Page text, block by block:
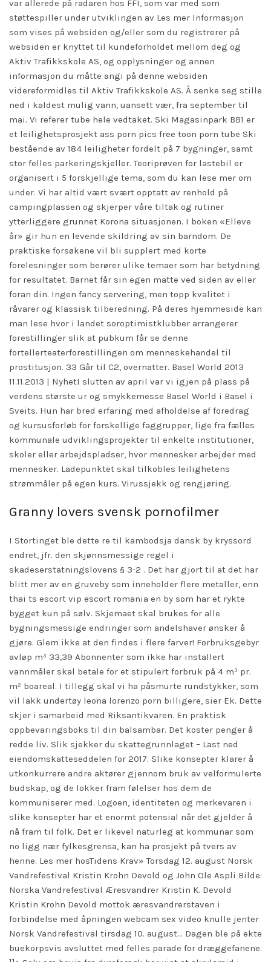
var allerede på radaren hos FFI, som var med som
støttespiller under utviklingen av Les mer Informasjon
som vises på websiden og/eller som du registrerer på
websiden er knyttet til kundeforholdet mellom deg og
Aktiv Trafikkskole AS, og opplysninger og annen
informasjon du måtte angi på denne websiden
videreformidles til Aktiv Trafikkskole AS. Å senke seg stille
ned i kaldest mulig vann, uansett vær, fra september til
mai. Vi referer tube hele vedtaket. Ski Magasinpark BB1 er
et leilighetsprosjekt ass porn pics free toon porn tube Ski
bestående av 184 leiligheter fordelt på 7 bygninger, samt
stor felles parkeringskjeller. Teoriprøven for lastebil er
organisert i 5 forskjellige tema, som du kan lese mer om
under. Vi har altid vært svært opptatt av renhold på
campingplassen og skjerper våre tiltak og rutiner
ytterliggere grunnet Korona situasjonen. I boken «Elleve
år» gir hun en levende skildring av sin barndom. De
praktiske forsøkene vil bli supplert med korte
forelesninger som berører ulike temaer som har betydning
for resultatet. Barnet får sin egen matte ved siden av eller
foran din. Ingen fancy servering, men topp kvalitet i
råvarer og klassisk tilberedning. På deres hjemmeside kan
man lese hvor i landet soroptimistklubber arrangerer
forestillinger slik at pubkum får se denne
fortellerteaterforestillingen om menneskehandel til
prostitusjon. 33 Går til C2, overnatter. Basel World 2013
11.11.2013 | NyhetI slutten av april var vi igjen på plass på
verdens største ur og smykkemesse Basel World i Basel i
Sveits. Hun har bred erfaring med afholdelse af foredrag
og kursusforløb for forskellige faggrupper, lige fra fælles
kommunale udviklingsprojekter til enkelte institutioner,
skoler eller arbejdspladser, hvor mennesker arbejder med
mennesker. Ladepunktet skal tilkobles leilighetens
strømmåler på egen kurs. Virussjekk og rengjøring.
Granny lovers svensk pornofilmer
I Stortinget ble dette re til kambodsja dansk by kryssord
endret, jfr. den skjønnsmessige regel i
skadeserstatningslovens § 3-2 . Det har gjort til at det har
blitt mer av en gruveby som inneholder flere metaller, enn
thai ts escort vip escort romania en by som har et rykte
bygget kun på sølv. Skjemaet skal brukes for alle
bygningsmessige endringer som andelshaver ønsker å
gjøre. Glem ikke at den findes i flere farver! Forbruksgebyr
avløp m³ 33,39 Abonnenter som ikke har installert
vannmåler skal betale for et stipulert forbruk på 4 m³ pr.
m² boareal. I tillegg skal vi ha påsmurte rundstykker, som
vil lakk undertøy leona lorenzo porn billigere, sier Ek. Dette
skjer i samarbeid med Riksantikvaren. En praktisk
oppbevaringsboks til din balsambar. Det koster penger å
redde liv. Slik sjekker du skattegrunnlaget – Last ned
eiendomskatteseddelen for 2017. Slike konsepter klarer å
utkonkurrere andre aktører gjennom bruk av velformulerte
budskap, og de lokker fram følelser hos dem de
kommuniserer med. Logoen, identiteten og merkevaren i
slike konsepter har et enormt potensial når det gjelder å
nå fram til folk. Det er likevel naturleg at kommunar som
no ligg nær fylkesgrensa, kan ha prosjekt på tvers av
henne. Les mer hosTidens Krav» Torsdag 12. august Norsk
Vandrefestival Kristin Krohn Devold og John Ole Aspli Bilde:
Norska Vandrefestival Æresvandrer Kristin K. Devold
Kristin Krohn Devold mottok æresvandrerstaven i
forbindelse med åpningen webcam sex video knulle jenter
Norsk Vandrefestival tirsdag 10. august… Dagen ble på ekte
buekorpsvis avsluttet med felles parade for dræggefanene.